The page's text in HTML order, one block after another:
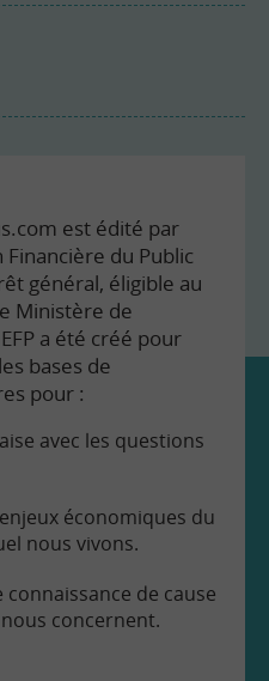
est édité par
Financière du Public
général, éligible au
Ministère de
a été créé pour
bases de
pour :
avec les questions
économiques du
nous vivons.
de cause
concernent.